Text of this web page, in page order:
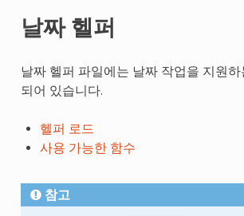
날짜 헬퍼
날짜 헬퍼 파일에는 날짜 작업을 지원
되어 있습니다.
헬퍼 로드
사용 가능한 함수
참고